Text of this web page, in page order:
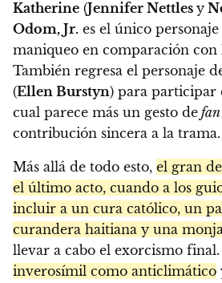
Katherine (Jennifer Nettles y
Odom, Jr. es el único personaje
maniqueo en comparación con
También regresa el personaje
(Ellen Burstyn) para participar
cual parece más un gesto de fan
contribución sincera a la trama.
Más allá de todo esto, el gran
el último acto, cuando a los
incluir a un cura católico, un
curandera haitiana y una
llevar a cabo el exorcismo final.
inverosímil como anticlimático